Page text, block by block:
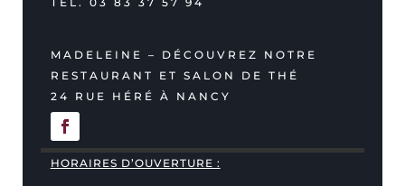
MADELEINE – DÉCOUVREZ NOTRE
RESTAURANT ET SALON DE THÉ
24 RUE HÉRÉ À NANCY
HORAIRES D’OUVERTURE :